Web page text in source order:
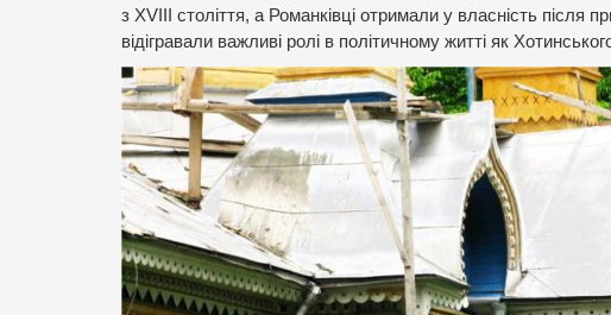
з XVIII століття, а Романківці отримали у власність після
відігравали важливі ролі в політичному житті як Хотинського